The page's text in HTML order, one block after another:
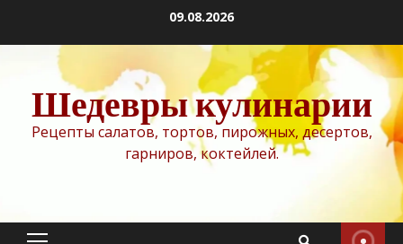
содержимому
09.08.2026
Шедевры кулинарии
Рецепты салатов, тортов, пирожных, десертов,
гарниров, коктейлей.